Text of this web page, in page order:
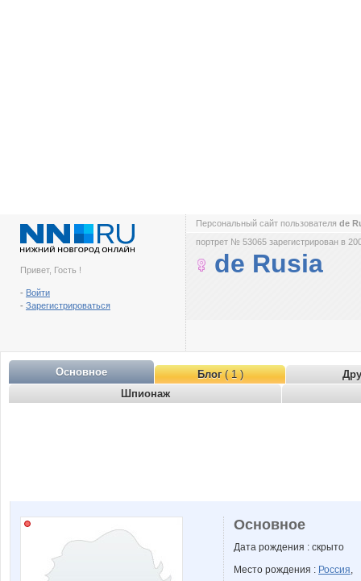
Привет, Гость !
- Войти
- Зарегистрироваться
Персональный сайт пользователя de
портрет № 53065 зарегистрирован в
de Rusia
Основное Блог( 1 )
Шпионаж
Основное
Дата рождения : скрыто
Место рождения : Россия,